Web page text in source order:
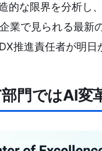
的な限界を分析し
業で見られる最
推進責任者が明
門ではAI変